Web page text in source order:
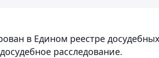
в Едином реестре досудебных
расследование.